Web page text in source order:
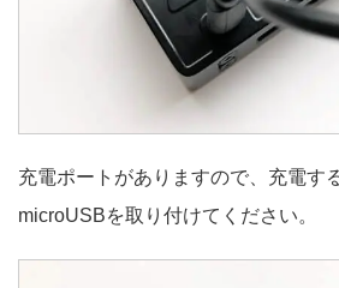
充電ポートがありますので、充電す
microUSBを取り付けてください。